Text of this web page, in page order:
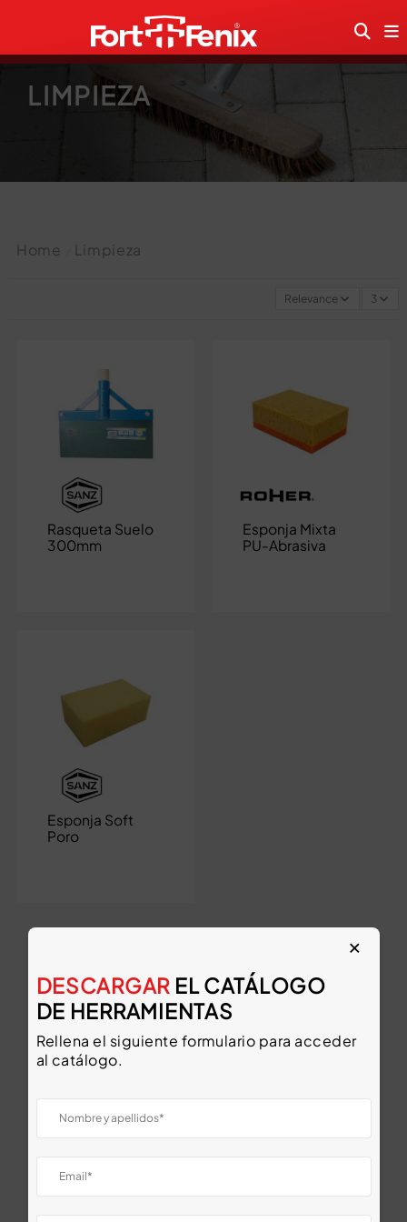
LIMPIEZA
Home Limpieza
Relevance 3
Rasqueta Suelo
300mm
Esponja Mixta
PU-Abrasiva
Esponja Soft
Poro
Ver todas las categorías
Descargar catálogo
×
DESCARGAR EL CATÁLOGO
DE HERRAMIENTAS
Rellena el siguiente formulario para acceder
al catálogo.